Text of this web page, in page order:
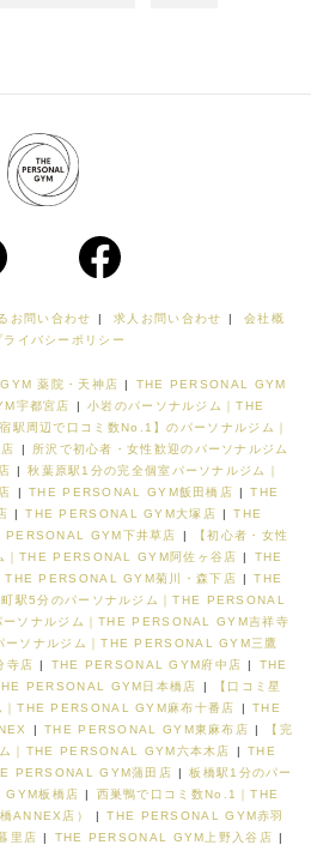
お問い合わせ | 求人お問い合わせ |
会社概
ライバシーポリシー
薬院・天神店
THE PERSONAL GYM
宇都宮店
小岩のパーソナルジム｜THE
宿駅周辺で口コミ数No.1】のパーソナルジム｜
所沢で初心者・女性歓迎のパーソナルジム
秋葉原駅1分の完全個室パーソナルジム｜
THE PERSONAL GYM飯田橋店
THE
THE PERSONAL GYM大塚店
THE
PERSONAL GYM下井草店
【初心者・女性
｜THE PERSONAL GYM阿佐ヶ谷店
THE
THE PERSONAL GYM菊川・森下店
THE
町駅5分のパーソナルジム｜THE PERSONAL
ーソナルジム｜THE PERSONAL GYM吉祥寺
ーソナルジム｜THE PERSONAL GYM三鷹
寺店 THE PERSONAL GYM府中店
THE
PERSONAL GYM日本橋店
【口コミ星
THE PERSONAL GYM麻布十番店
THE
THE PERSONAL GYM東麻布店
【完
｜THE PERSONAL GYM六本木店
THE
PERSONAL GYM蒲田店
板橋駅1分のパー
板橋店
西巣鴨で口コミ数No.1｜THE
ANNEX店）
THE PERSONAL GYM赤羽
里店 THE PERSONAL GYM上野入谷店